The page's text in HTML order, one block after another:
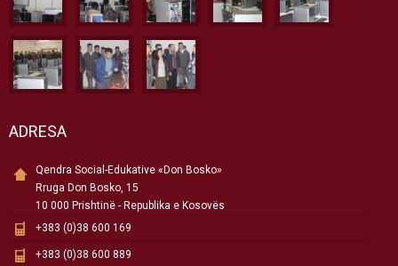
ADRESA
Qendra Social-Edukative «Don Bosko»
Rruga Don Bosko, 15
10 000 Prishtinë - Republika e Kosovës
+383 (0)38 600 169
+383 (0)38 600 889